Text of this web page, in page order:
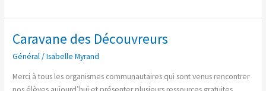
Caravane des Découvreurs
Général/Isabelle Myrand
Merci à tous les organismes communautaires qui sont venus rencontrer
Caravane
Découvreurs